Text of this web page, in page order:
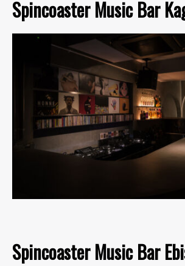
Spincoaster Music Bar
Spincoaster Music Bar